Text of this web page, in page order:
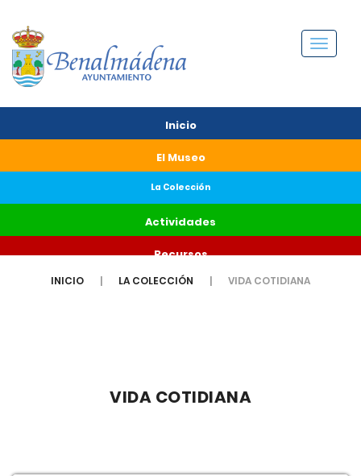
Menú
Inicio
El Museo
La Colección
Actividades
Recursos
INICIO LA COLECCIÓN VIDA COTIDIANA
VIDA COTIDIANA